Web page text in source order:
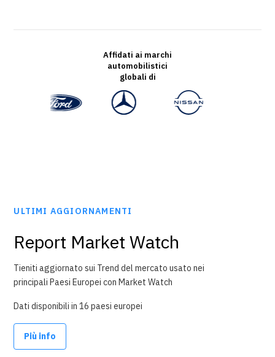
Affidati ai marchi
automobilistici
globali di
ULTIMI AGGIORNAMENTI
Report Market Watch
Tieniti aggiornato sui Trend del mercato usato nei
principali Paesi Europei con Market Watch
Dati disponibili in 16 paesi europei
Più info